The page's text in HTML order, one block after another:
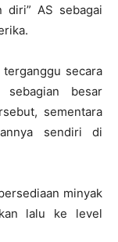
diri” AS sebagai
secara
besar
sementara
sendiri di
minyak
lalu ke level